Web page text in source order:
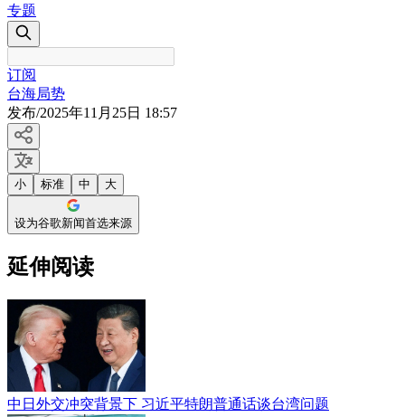
专题
订阅
台海局势
发布/2025年11月25日 18:57
小 标准 中 大
设为谷歌新闻首选来源
延伸阅读
中日外交冲突背景下 习近平特朗普通话谈台湾问题